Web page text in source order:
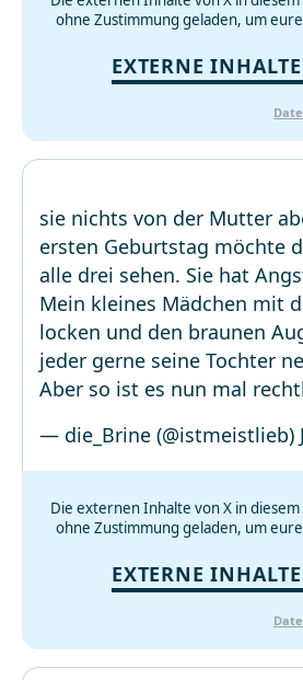
ohne Zustimmung geladen, um
EXTERNE
sie nichts von der Mutter
ersten Geburtstag möchte
alle drei sehen. Sie hat
Mein kleines Mädchen mit
locken und den braunen
jeder gerne seine Tochter
Aber so ist es nun mal
— die_Brine (@istmeistlieb)
Die externen Inhalte von X in
ohne Zustimmung geladen, um
EXTERNE